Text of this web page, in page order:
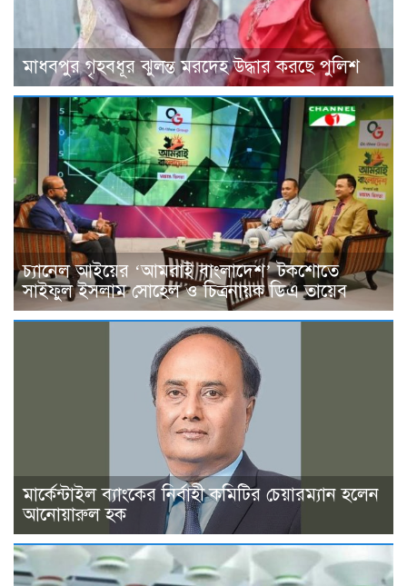
মাধবপুর গৃহবধূর ঝুলন্ত মরদেহ উদ্ধার করছে পুলিশ
চ্যানেল আইয়ের ‘আমরাই বাংলাদেশ’ টকশোতে
সাইফুল ইসলাম সোহেল ও চিত্রনায়ক ডিএ তায়েব
মার্কেন্টাইল ব্যাংকের নির্বাহী কমিটির চেয়ারম্যান হলেন
আনোয়ারুল হক